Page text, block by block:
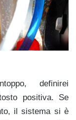
definirei
positiva. Se
il sistema si è